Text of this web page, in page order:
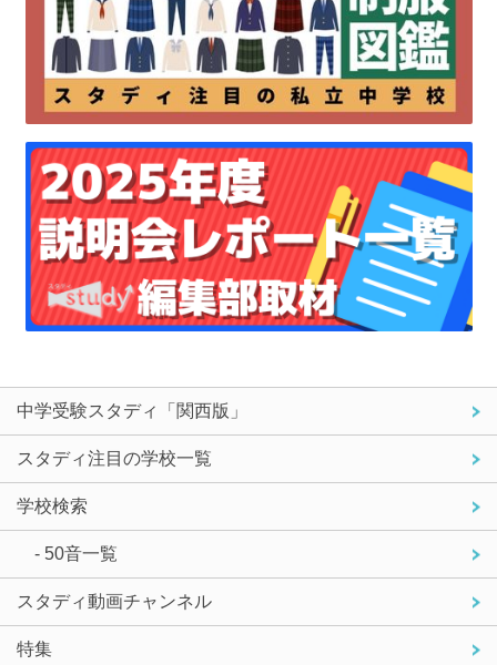
中学受験スタディ「関西版」
スタディ注目の学校一覧
学校検索
- 50音一覧
スタディ動画チャンネル
特集